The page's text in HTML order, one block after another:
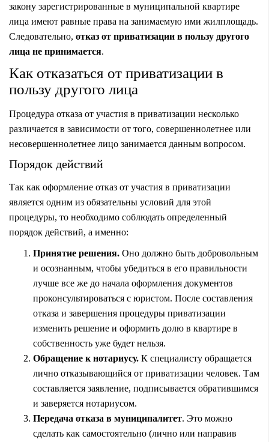
закону зарегистрированные в муниципальной квартире
лица имеют равные права на занимаемую ими жилплощадь.
Следовательно, отказ от приватизации в пользу другого
лица не принимается.
Как отказаться от приватизации в
пользу другого лица
Процедура отказа от участия в приватизации несколько
различается в зависимости от того, совершеннолетнее или
несовершеннолетнее лицо занимается данным вопросом.
Порядок действий
Так как оформление отказ от участия в приватизации
является одним из обязательны условий для этой
процедуры, то необходимо соблюдать определенный
порядок действий, а именно:
Принятие решения. Оно должно быть добровольным
и осознанным, чтобы убедиться в его правильности
лучше все же до начала оформления документов
проконсультироваться с юристом. После составления
отказа и завершения процедуры приватизации
изменить решение и оформить долю в квартире в
собственность уже будет нельзя.
Обращение к нотариусу. К специалисту обращается
лично отказывающийся от приватизации человек. Там
составляется заявление, подписывается обратившимся
и заверяется нотариусом.
Передача отказа в муниципалитет. Это можно
сделать как самостоятельно (лично или направив